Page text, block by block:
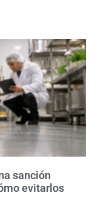
sanción
evitarlos